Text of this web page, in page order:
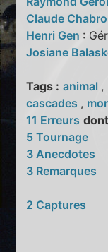
Claude
Henri Gen :
Josiane
Tags : animal ,
cascades ,
11 Erreurs
5 Tournage
3 Anecdotes
3 Remarques
2 Captures